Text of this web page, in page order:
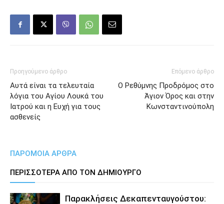
Προηγούμενο άρθρο
Αυτά είναι τα τελευταία
λόγια του Αγίου Λουκά του
Ιατρού και η Ευχή για τους
ασθενείς
Επόμενο άρθρο
Ο Ρεθύμνης Προδρόμος στο
Άγιον Όρος και στην
Κωνσταντινούπολη
ΠΑΡΟΜΟΙΑ ΑΡΘΡΑ
ΠΕΡΙΣΣΟΤΕΡΑ ΑΠΟ ΤΟΝ ΔΗΜΙΟΥΡΓΟ
Παρακλήσεις Δεκαπενταυγούστου: